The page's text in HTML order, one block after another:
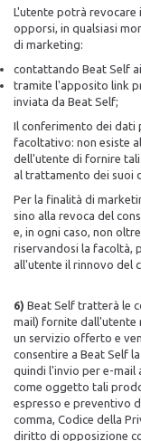
L'utente potrà
opporsi, in qualsiasi
di marketing:
contattando Beat Self
tramite l'apposito link
inviata da Beat Self;
Il conferimento dei dati
facoltativo: non esiste
dell'utente di fornire
al trattamento dei suoi
Per la finalità di
sino alla revoca del
e, in ogni caso, non
riservandosi la facoltà,
all'utente il rinnovo del
6) Beat Self tratterà le
mail) fornite dall'utente
un servizio offerto e
consentire a Beat Self
quindi l'invio per e-mail
come oggetto tali
espresso e preventivo
comma, Codice della
diritto di opposizione